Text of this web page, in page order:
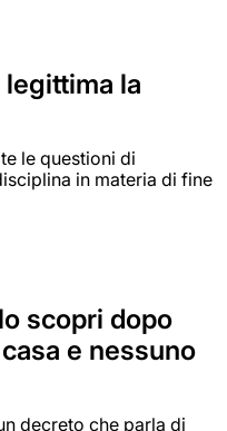
la
le questioni di
in materia di fine
scopri dopo
e nessuno
decreto che parla di